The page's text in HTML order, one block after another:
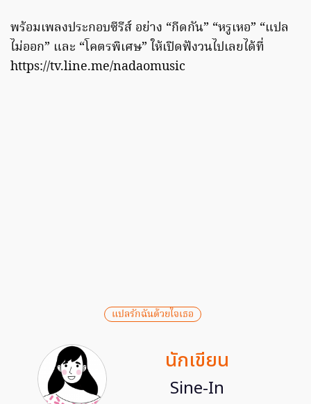
พร้อมเพลงประกอบซีรีส์ อย่าง “กีดกัน” “หรูเหอ” “แปล
ไม่ออก” และ “โคตรพิเศษ” ให้เปิดฟังวนไปเลยได้ที่
https://tv.line.me/nadaomusic
แปลรักฉันด้วยใจเธอ
นักเขียน
Sine-In